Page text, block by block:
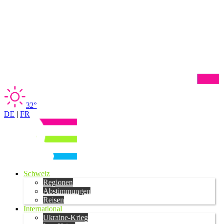
32°
DE | FR
Schweiz
Regionen
Abstimmungen
Reisen
International
Ukraine-Krieg